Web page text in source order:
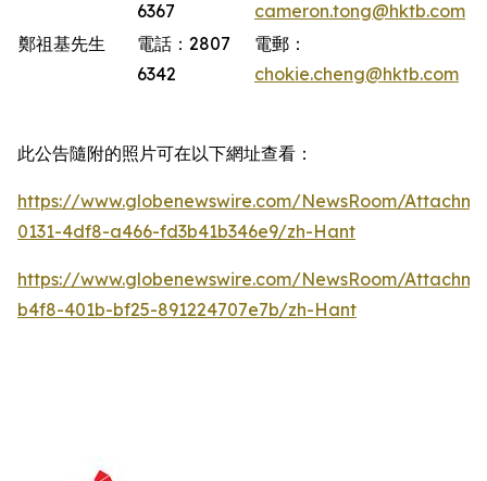
6367
cameron.tong@hktb.com
鄭祖基先生
電話：2807
6342
電郵：
chokie.cheng@hktb.com
此公告隨附的照片可在以下網址查看：
https://www.globenewswire.com/NewsRoom/
0131-4df8-a466-fd3b41b346e9/zh-Hant
https://www.globenewswire.com/NewsRoom/
b4f8-401b-bf25-891224707e7b/zh-Hant